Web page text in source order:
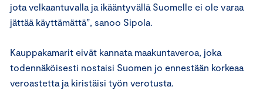
jota velkaantuvalla ja ikääntyvällä Suomelle ei ole varaa
jättää käyttämättä”, sanoo Sipola.
Kauppakamarit eivät kannata maakuntaveroa, joka
todennäköisesti nostaisi Suomen jo ennestään korkeaa
veroastetta ja kiristäisi työn verotusta.